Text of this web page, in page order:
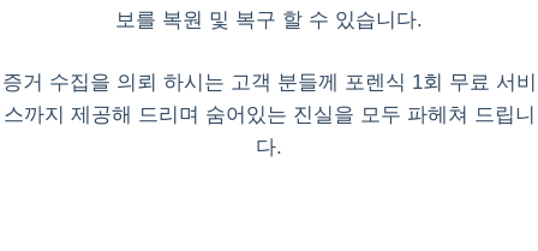
보를 복원 및 복구 할 수 있습니다.
증거 수집을 의뢰 하시는 고객 분들께 포렌식 1회 무료 서비
스까지 제공해 드리며 숨어있는 진실을 모두 파헤쳐 드립니
다.